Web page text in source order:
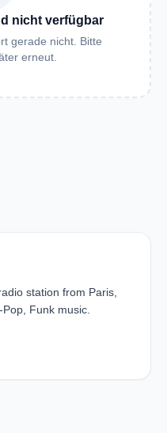
nicht verfügbar
gerade nicht. Bitte
erneut.
station from Paris,
Funk music.